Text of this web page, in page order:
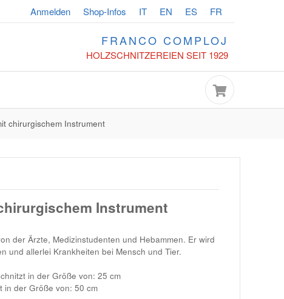
Anmelden Shop-Infos IT EN ES FR
FRANCO COMPLOJ
HOLZSCHNITZEREIEN SEIT 1929
chirurgischem Instrument
Instrument
der Ärzte, Medizinstudenten und Hebammen. Er wird
und allerlei Krankheiten bei Mensch und Tier.
in der Größe von: 25 cm
in der Größe von: 50 cm